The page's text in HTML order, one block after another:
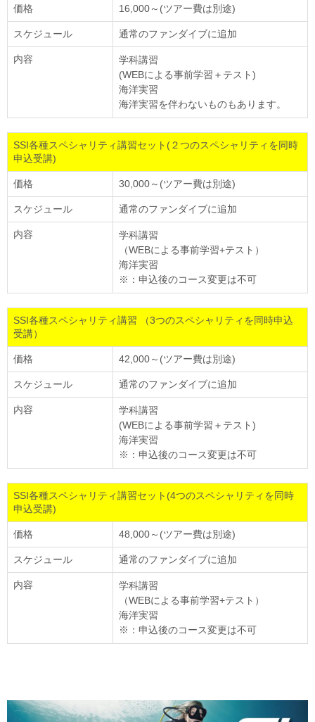
価格 16,000～(ツアー費は別途)
スケジュール 通常のファンダイブに追加
内容
学科講習
(WEBによる事前学習＋テスト)
海洋実習
海洋実習を伴わないものもあります。
SSI各種スペシャリティ講習セット(２つのスペシャリティを同時
申込受講)
価格 30,000～(ツアー費は別途)
スケジュール 通常のファンダイブに追加
内容
学科講習
（WEBによる事前学習+テスト）
海洋実習
※：申込後のコース変更は不可
SSI各種スペシャリティ講習 （3つのスペシャリティを同時申込
受講）
価格 42,000～(ツアー費は別途)
スケジュール 通常のファンダイブに追加
内容
学科講習
(WEBによる事前学習＋テスト)
海洋実習
※：申込後のコース変更は不可
SSI各種スペシャリティ講習セット(4つのスペシャリティを同時
申込受講)
価格 48,000～(ツアー費は別途)
スケジュール 通常のファンダイブに追加
内容
学科講習
（WEBによる事前学習+テスト）
海洋実習
※：申込後のコース変更は不可